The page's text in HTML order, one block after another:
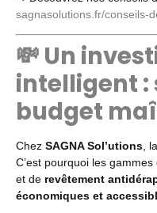
sagnasolutions.fr/conseils-
💸 Un
intelligent :
budget
Chez SAGNA Sol’utions ,
C’est pourquoi les gammes
et de revêtement
économiques et